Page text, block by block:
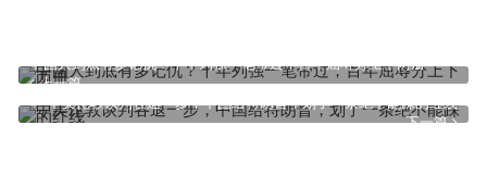
上一篇
中国人到底有多记仇？千年列强一笔带过，百年屈辱分上下两册
下一篇
中美伦敦谈判各退一步，中国给特朗普，划了一条绝不能踩的红线